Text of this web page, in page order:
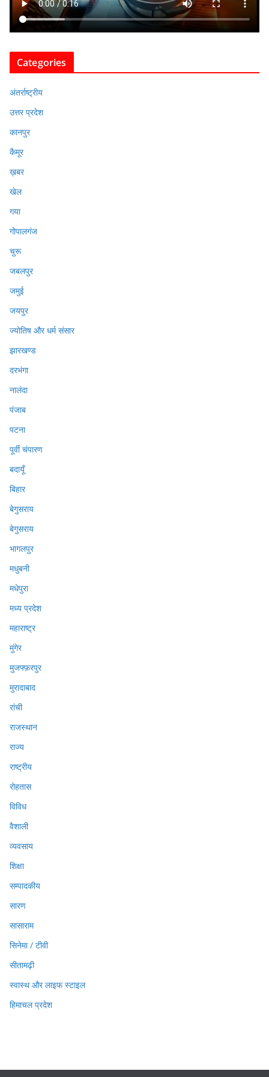
Categories
अंतर्राष्ट्रीय
उत्तर प्रदेश
कानपुर
कैमूर
ख़बर
खेल
गया
गोपालगंज
चुरू
जबलपुर
जमुई
जयपुर
ज्योतिष और धर्म संसार
झारखण्ड
दरभंगा
नालंदा
पंजाब
पटना
पूर्वी चंपारण
बदायूँ
बिहार
बेगुसराय
बेगुसराय
भागलपुर
मधुबनी
मधेपुरा
मध्य प्रदेश
महाराष्ट्र
मुंगेर
मुजफ्फ़रपुर
मुरादाबाद
रांची
राजस्थान
राज्य
राष्ट्रीय
रोहतास
विविध
वैशाली
व्यवसाय
शिक्षा
सम्पादकीय
सारण
सासाराम
सिनेमा / टीवी
सीतामढ़ी
स्वास्थ और लाइफ स्टाइल
हिमाचल प्रदेश